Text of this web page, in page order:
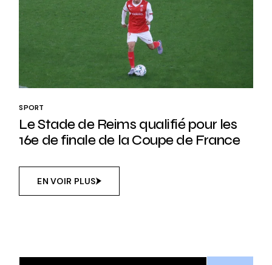
SPORT
Le Stade de Reims qualifié pour les
16e de finale de la Coupe de France
EN VOIR PLUS